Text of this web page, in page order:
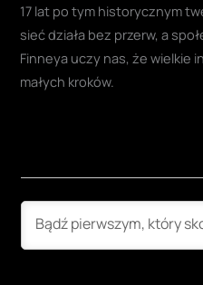
17 lat po tym historycznym
sieć działa bez przerw, a
Finneya uczy nas, że wielkie
małych kroków.